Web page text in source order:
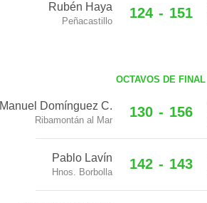
Rubén Haya
Peñacastillo
124 - 151
OCTAVOS DE FINAL
Manuel Domínguez C.
Ribamontán al Mar
130 - 156
Pablo Lavín
Hnos. Borbolla
142 - 143